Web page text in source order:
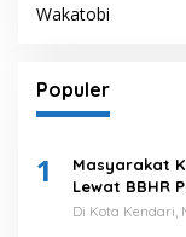
Wakatobi
Populer
1
Masyarakat
Lewat BBHR
Di Kota Kendari,